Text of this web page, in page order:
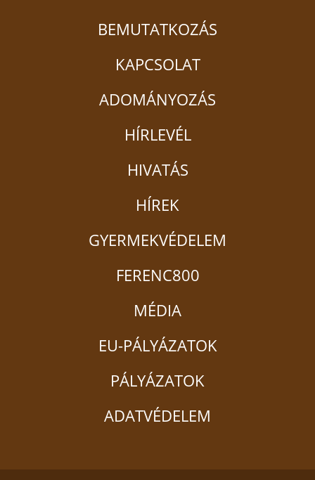
BEMUTATKOZÁS
KAPCSOLAT
ADOMÁNYOZÁS
HÍRLEVÉL
HIVATÁS
HÍREK
GYERMEKVÉDELEM
FERENC800
MÉDIA
EU-PÁLYÁZATOK
PÁLYÁZATOK
ADATVÉDELEM